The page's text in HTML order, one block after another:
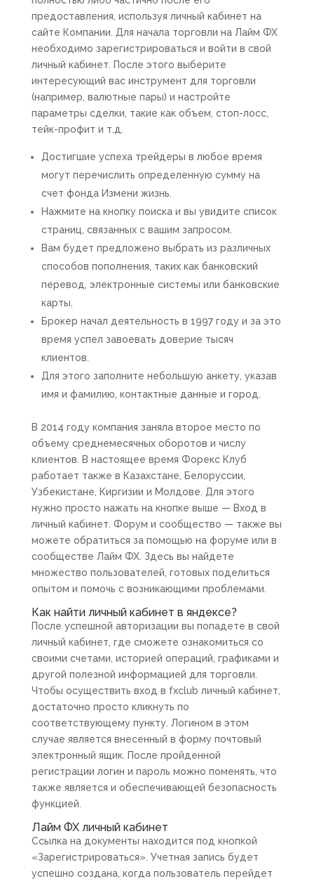
предоставления, используя личный кабинет на
сайте Компании. Для начала торговли на Лайм ФХ
необходимо зарегистрироваться и войти в свой
личный кабинет. После этого выберите
интересующий вас инструмент для торговли
(например, валютные пары) и настройте
параметры сделки, такие как объем, стоп-лосс,
тейк-профит и т.д.
Достигшие успеха трейдеры в любое время
могут перечислить определенную сумму на
счет фонда Измени жизнь.
Нажмите на кнопку поиска и вы увидите список
страниц, связанных с вашим запросом.
Вам будет предложено выбрать из различных
способов пополнения, таких как банковский
перевод, электронные системы или банковские
карты.
Брокер начал деятельность в 1997 году и за это
время успел завоевать доверие тысяч
клиентов.
Для этого заполните небольшую анкету, указав
имя и фамилию, контактные данные и город.
В 2014 году компания заняла второе место по
объему среднемесячных оборотов и числу
клиентов. В настоящее время Форекс Клуб
работает также в Казахстане, Белоруссии,
Узбекистане, Киргизии и Молдове. Для этого
нужно просто нажать на кнопке выше — Вход в
личный кабинет. Форум и сообщество — также вы
можете обратиться за помощью на форуме или в
сообществе Лайм ФХ. Здесь вы найдете
множество пользователей, готовых поделиться
опытом и помочь с возникающими проблемами.
Как найти личный кабинет в яндексе?
После успешной авторизации вы попадете в свой
личный кабинет, где сможете ознакомиться со
своими счетами, историей операций, графиками и
другой полезной информацией для торговли.
Чтобы осуществить вход в fxclub личный кабинет,
достаточно просто кликнуть по
соответствующему пункту. Логином в этом
случае является внесенный в форму почтовый
электронный ящик. После пройденной
регистрации логин и пароль можно поменять, что
также является и обеспечивающей безопасность
функцией.
Лайм ФХ личный кабинет
Ссылка на документы находится под кнопкой
«Зарегистрироваться». Учетная запись будет
успешно создана, когда пользователь перейдет